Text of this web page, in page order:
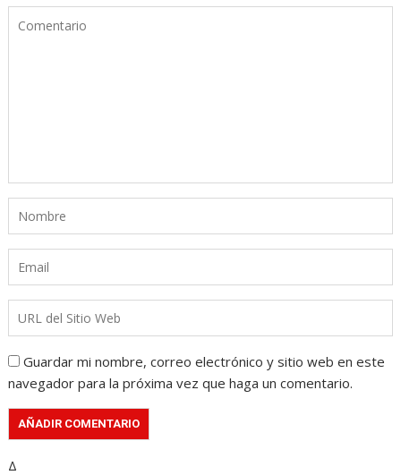
Guardar mi nombre, correo electrónico y sitio web en este
navegador para la próxima vez que haga un comentario.
Δ